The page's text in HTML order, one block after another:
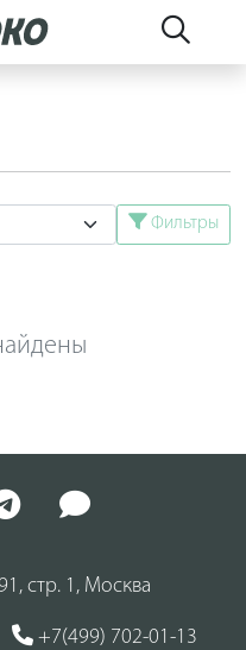
Фильтры
стр. 1, Москва
+7(499) 702-01-13